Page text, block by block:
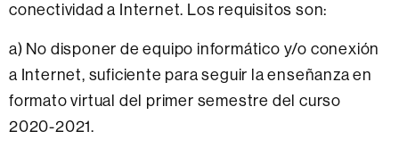
conectividad a Internet. Los requisitos son:
a) No disponer de equipo informático y/o conexión
a Internet, suficiente para seguir la enseñanza en
formato virtual del primer semestre del curso
2020-2021.